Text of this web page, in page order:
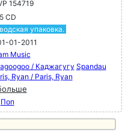
154719
5 CD
упаковка.
01-2011
Music
/ Каджагугу Spandau
Ryan / Paris, Ryan
Поп